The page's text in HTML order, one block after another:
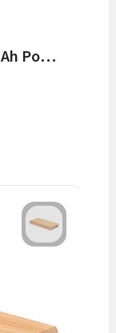
ACAPOW - Draadloze 4000 mAh Powerbank